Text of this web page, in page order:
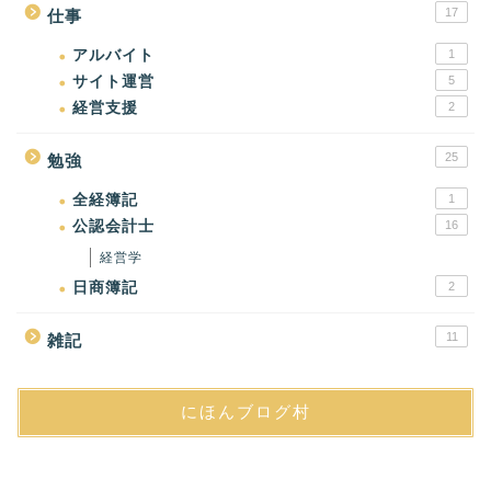
仕事 17
アルバイト 1
サイト運営 5
経営支援 2
勉強 25
全経簿記 1
公認会計士 16
経営学
日商簿記 2
雑記 11
にほんブログ村